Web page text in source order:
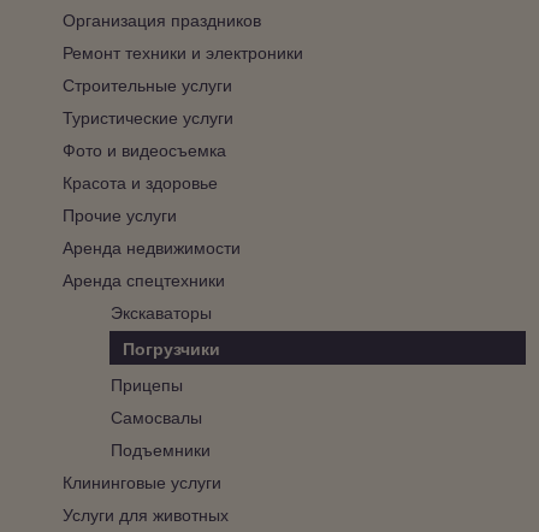
Организация праздников
Ремонт техники и электроники
Строительные услуги
Туристические услуги
Фото и видеосъемка
Красота и здоровье
Прочие услуги
Аренда недвижимости
Аренда спецтехники
Экскаваторы
Погрузчики
Прицепы
Самосвалы
Подъемники
Клининговые услуги
Услуги для животных